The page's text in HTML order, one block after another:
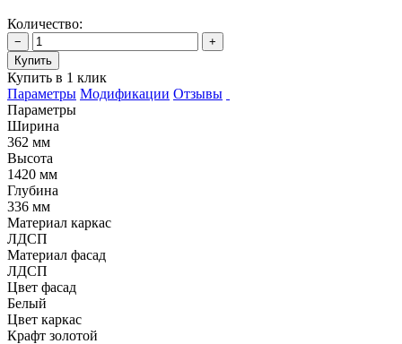
Количество:
−
+
Купить
Купить в 1 клик
Параметры Модификации Отзывы
Параметры
Ширина
362 мм
Высота
1420 мм
Глубина
336 мм
Материал каркас
ЛДСП
Материал фасад
ЛДСП
Цвет фасад
Белый
Цвет каркас
Крафт золотой